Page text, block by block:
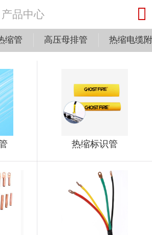
产品中心 
缩管 高压母排管 热缩电缆
热缩标识管